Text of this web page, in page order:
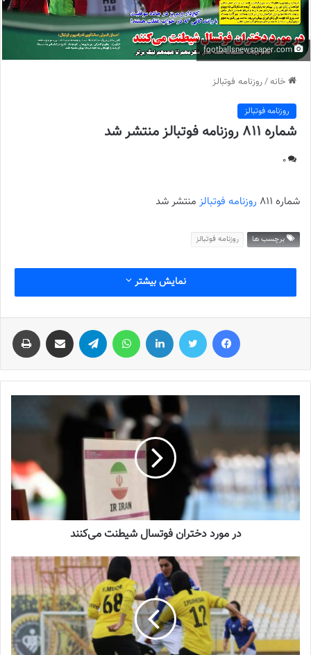
footballsnewspaper.com
خانه/روزنامه فوتبالز
روزنامه فوتبالز
شماره 811 روزنامه فوتبالز منتشر شد
0
شماره 811 روزنامه فوتبالز منتشر شد
برچسب ها روزنامه فوتبالز
نمایش بیشتر
در مورد دختران فوتسال شیطنت می‌کنند